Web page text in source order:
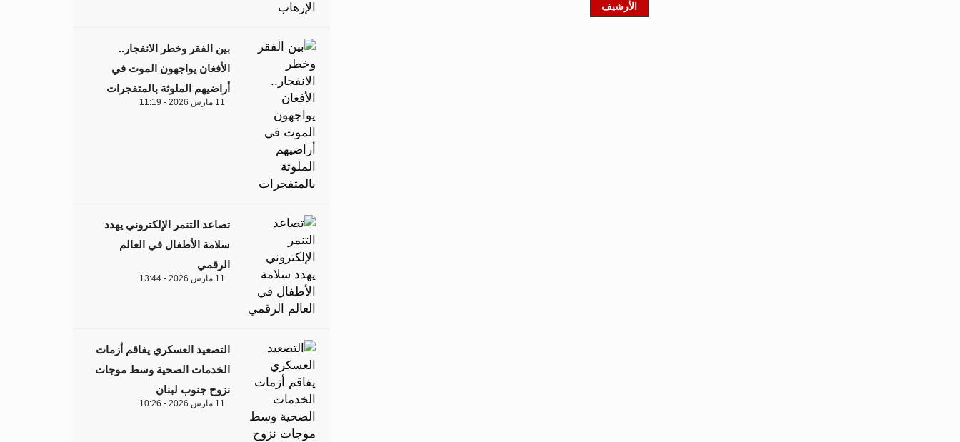
الأرشيف
بين الفقر وخطر الانفجار..
الأفغان يواجهون الموت في
أراضيهم الملوثة بالمتفجرات
11 مارس 2026 - 11:19
تصاعد التنمر الإلكتروني يهدد
سلامة الأطفال في العالم
الرقمي
11 مارس 2026 - 13:44
التصعيد العسكري يفاقم أزمات
الخدمات الصحية وسط موجات
نزوح جنوب لبنان
11 مارس 2026 - 10:26